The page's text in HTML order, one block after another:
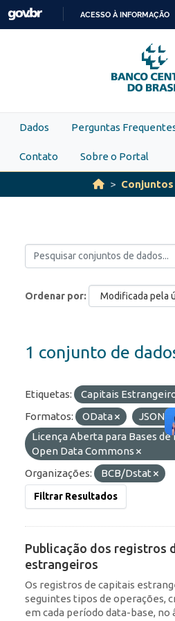
Skip to main content
PARA
O
ACESSO À INFORMAÇÃO
Dados Perguntas
Contato Sobre o Portal
Ordenar por
1 conjunto de
Etiquetas: Capitais
Formatos:
OData JSON
Licença Aberta para Bases de
Open Data Commons
Organizações:
BCB/Dstat
Filtrar Resultados
Publicação dos registros
estrangeiros
Os registros de capitais
seguintes tipos de operações,
em cada período data-base,